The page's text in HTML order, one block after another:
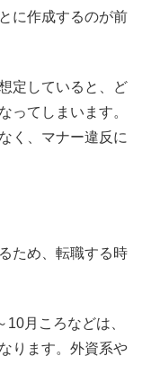
に作成するのが前
定していると、ど
ってしまいます。
く、マナー違反に
ため、転職する時
月ころなどは、
ります。外資系や